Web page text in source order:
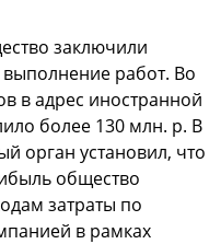
заключили
выполнение работ. Во
в адрес иностранной
более 130 млн. р. В
орган установил, что
общество
затраты по
в рамках